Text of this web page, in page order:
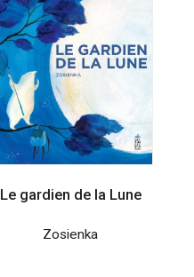
Le gardien de la Lune
Zosienka